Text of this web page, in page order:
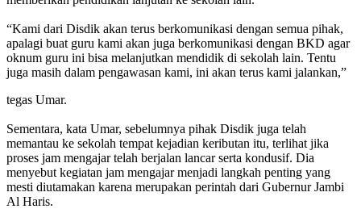
“Kami dari Disdik akan terus berkomunikasi dengan semua pihak,
apalagi buat guru kami akan juga berkomunikasi dengan BKD agar
oknum guru ini bisa melanjutkan mendidik di sekolah lain. Tentu
juga masih dalam pengawasan kami, ini akan terus kami jalankan,”
tegas Umar.
Sementara, kata Umar, sebelumnya pihak Disdik juga telah
memantau ke sekolah tempat kejadian keributan itu, terlihat jika
proses jam mengajar telah berjalan lancar serta kondusif. Dia
menyebut kegiatan jam mengajar menjadi langkah penting yang
mesti diutamakan karena merupakan perintah dari Gubernur Jambi
Al Haris.